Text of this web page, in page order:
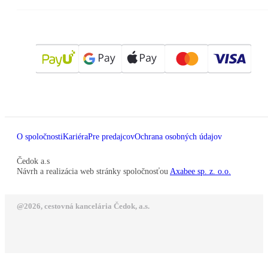
O spoločnostiKariéraPre predajcovOchrana osobných údajov
Čedok a.s
Návrh a realizácia web stránky spoločnosťou Axabee sp. z. o.o.
@2026, cestovná kancelária Čedok, a.s.